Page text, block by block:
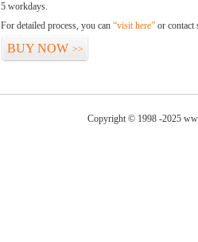
5 workdays.
For detailed process, you can “visit here” or contact
BUY NOW >>
Copyright © 1998 -2025